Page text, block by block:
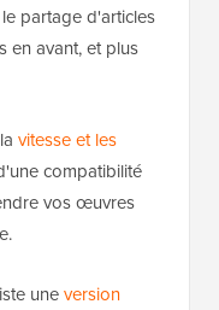
partage d'articles
en avant, et plus
vitesse et les
compatibilité
vos œuvres
uneversion